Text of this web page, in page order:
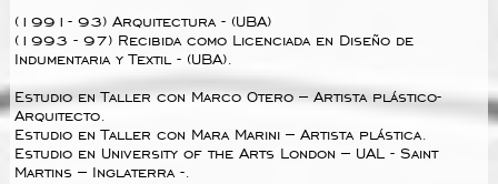
(1991- 93) Arquitectura - (UBA)
(1993 - 97) Recibida como Licenciada en Diseño de
Indumentaria y Textil - (UBA).
Estudio en Taller con Marco Otero – Artista plástico-
Arquitecto.
Estudio en Taller con Mara Marini – Artista plástica.
Estudio en University of the Arts London – UAL - Saint
Martins – Inglaterra -.